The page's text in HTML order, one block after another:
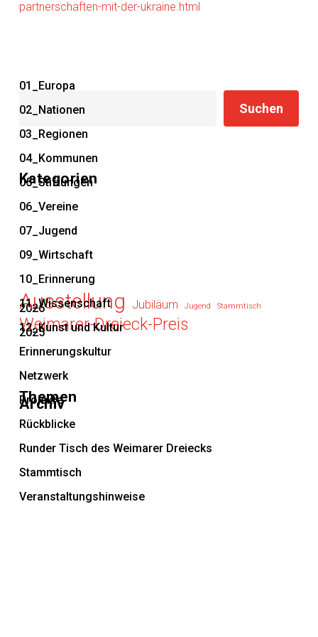
partnerschaften-mit-der-ukraine.html
Suchen
Kategorien
01_Europa
02_Nationen
03_Regionen
04_Kommunen
05_Stiftungen
06_Vereine
07_Jugend
09_Wirtschaft
10_Erinnerung
11_Wissenschaft
12_Kunst und Kultur
Erinnerungskultur
Netzwerk
Projekte
Rückblicke
Runder Tisch des Weimarer Dreiecks
Stammtisch
Veranstaltungshinweise
Archiv
2026
2025
Themen
Ausstellung Jubiläum Jugend Stammtisch
Weimarer-Dreieck-Preis